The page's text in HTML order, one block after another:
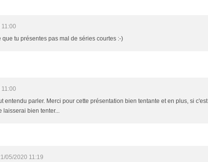
que tu présentes pas mal de séries courtes :-)
entendu parler. Merci pour cette présentation bien tentante et en plus, si c'est
laisserai bien tenter...
05/2020 11:19